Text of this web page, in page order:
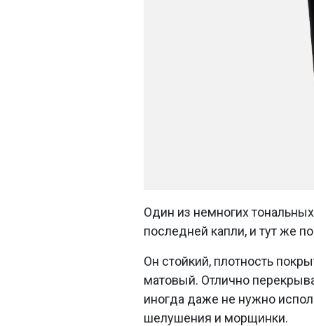
Один из немногих
последней капли, и тут же
Он стойкий, плотность
матовый. Отлично
иногда даже не нужно
шелушения и морщинки.